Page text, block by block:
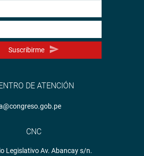
Suscribirme
DE ATENCIÓN
CNC
Legislativo Av. Abancay s/n.